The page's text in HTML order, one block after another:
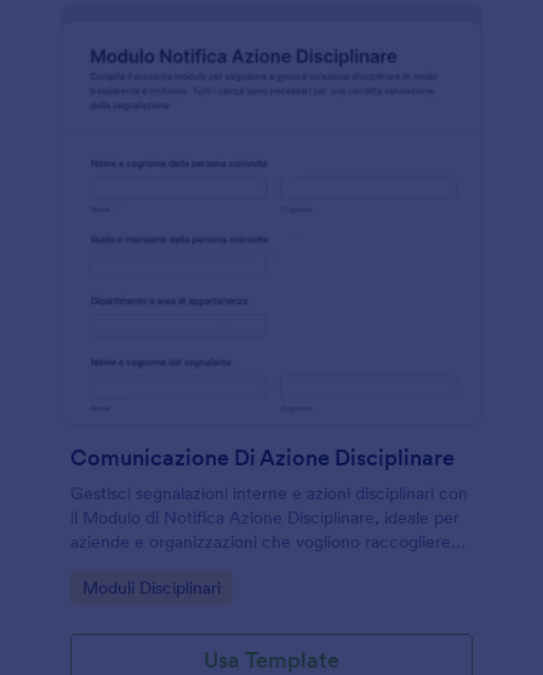
Comunicazione Di Azione Disciplinare
Gestisci segnalazioni interne e azioni disciplinari con
il Modulo di Notifica Azione Disciplinare, ideale per
aziende e organizzazioni che vogliono raccogliere
Jotform.
Go to Category:
Moduli Disciplinari
Usa Template